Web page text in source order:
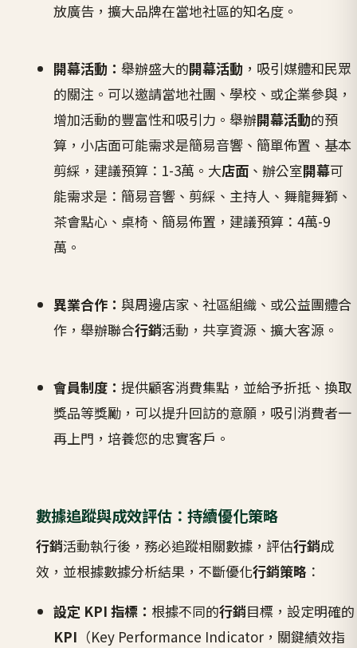
放廣告，擴大品牌在當地社區的知名度。
開幕活動：舉辦盛大的開幕活動 ，吸引媒體和民眾
的關注。可以邀請當地社團、學校、或企業參與，
增加活動的豐富性和吸引力。舉辦開幕活動的預
算，小店面可能需求是簡易音響、簡單佈置、基本
剪綵，建議預算：1-3萬。大店面 、辦公室開幕可
能需求是：簡易音響、剪綵、主持人、舞龍舞獅、
茶會點心、桌椅、簡易佈置，建議預算：4萬-9
萬。
異業合作：與周邊店家、社區組織、或公益團體合
作，舉辦聯合行銷活動，共享資源、擴大客源。
會員制度：提供顧客消費集點，並給予折抵、換取
獎品等獎勵，可以提升回訪的意願，吸引消費者一
再上門，培養您的忠實客戶。
數據追蹤與成效評估：持續優化策略
行銷活動執行後，務必追蹤相關數據，評估行銷成
效，並根據數據分析結果，不斷優化行銷策略 ：
設定 KPI 指標： 根據不同的行銷目標，設定明確的
KPI （Key Performance Indicator，關鍵績效指